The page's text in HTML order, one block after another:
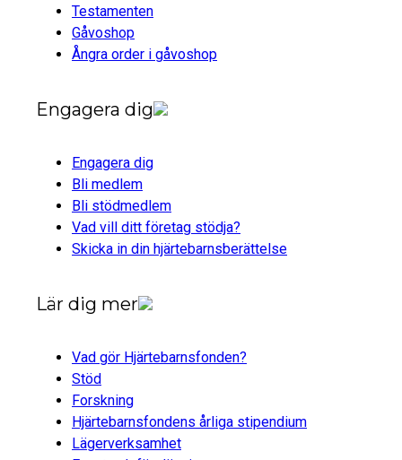
Testamenten
Gåvoshop
Ångra order i gåvoshop
Engagera dig
Engagera dig
Bli medlem
Bli stödmedlem
Vad vill ditt företag stödja?
Skicka in din hjärtebarnsberättelse
Lär dig mer
Vad gör Hjärtebarnsfonden?
Stöd
Forskning
Hjärtebarnsfondens årliga stipendium
Lägerverksamhet